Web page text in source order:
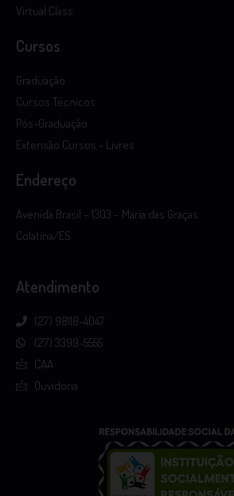
Virtual Class
Cursos
Graduação
Cursos Técnicos
Pós-Graduação
Extensão Cursos - Livres
Endereço
Avenida Brasil – 1303 – Maria das Graças
Colatina/ES
Atendimento
(27) 98118-4047
(27) 3399-5555
CAA
Ouvidoria